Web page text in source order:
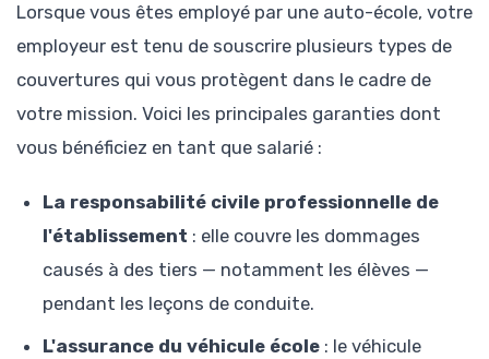
Lorsque vous êtes employé par une auto-école, votre
employeur est tenu de souscrire plusieurs types de
couvertures qui vous protègent dans le cadre de
votre mission. Voici les principales garanties dont
vous bénéficiez en tant que salarié :
La responsabilité civile professionnelle de
l'établissement : elle couvre les dommages
causés à des tiers — notamment les élèves —
pendant les leçons de conduite.
L'assurance du véhicule école : le véhicule